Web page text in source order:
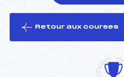
le ski
Retour aux courses